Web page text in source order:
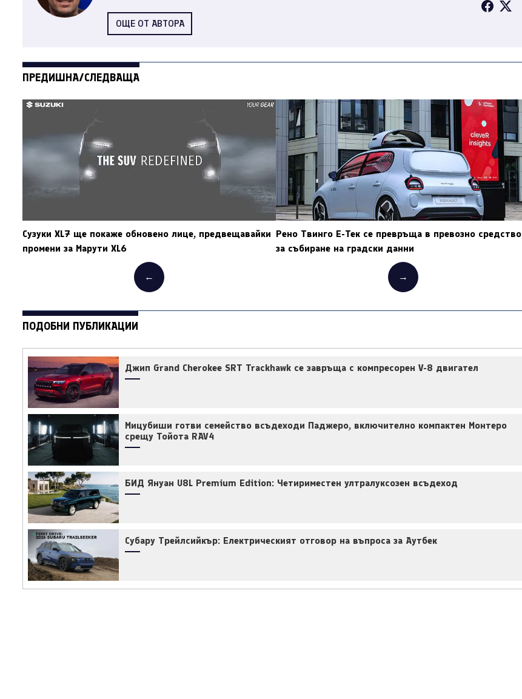
ОЩЕ ОТ АВТОРА
ПРЕДИШНА/СЛЕДВАЩА
Сузуки XL7 ще покаже обновено лице, предвещавайки
промени за Марути XL6
←
Рено Твинго Е-Тек се превръща в превозно средство
за събиране на градски данни
→
ПОДОБНИ ПУБЛИКАЦИИ
Джип Grand Cherokee SRT Trackhawk се завръща с компресорен V-8 двигател
Мицубиши готви семейство всъдеходи Паджеро, включително компактен Монтеро
срещу Тойота RAV4
БИД Януан U8L Premium Edition: Четириместен ултралуксозен всъдеход
Субару Трейлсийкър: Електрическият отговор на въпроса за Аутбек